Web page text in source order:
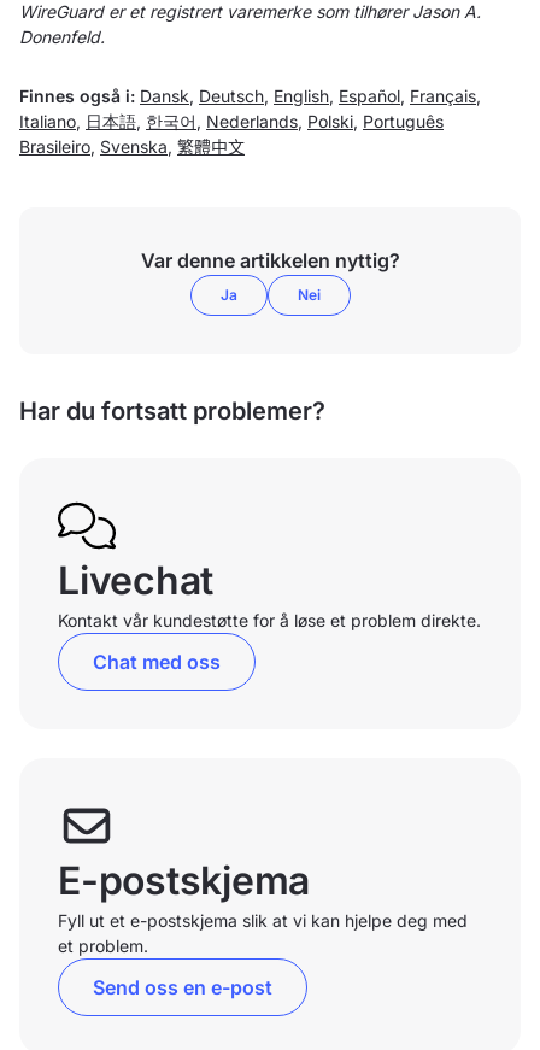
WireGuard er et registrert varemerke som tilhører Jason A.
Donenfeld.
Finnes også i: Dansk, Deutsch, English, Español, Français,
Italiano, 日本語, 한국어 , Nederlands, Polski, Português
Brasileiro, Svenska, 繁體中文
Var denne artikkelen nyttig?
Ja Nei
Har du fortsatt problemer?
Livechat
Kontakt vår kundestøtte for å løse et problem direkte.
Chat med oss
E-postskjema
Fyll ut et e-postskjema slik at vi kan hjelpe deg med
et problem.
Send oss en e-post